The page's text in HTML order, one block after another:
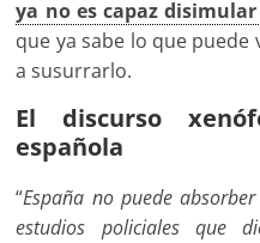
ya no es capaz
que ya sabe lo que puede
a susurrarlo.
El discurso
española
“España no puede
estudios policiales que